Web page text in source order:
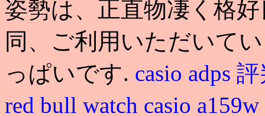
姿勢は、正直物凄く格
同、ご利用いただいて
っぱいです. casio adps
red bull watch casio a159w